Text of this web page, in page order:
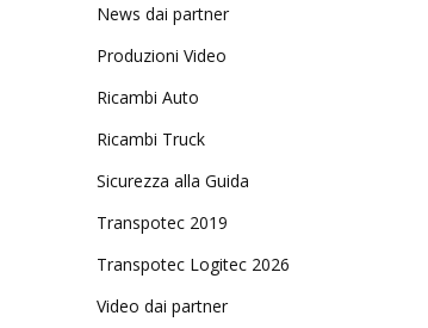
News dai partner
Produzioni Video
Ricambi Auto
Ricambi Truck
Sicurezza alla Guida
Transpotec 2019
Transpotec Logitec 2026
Video dai partner